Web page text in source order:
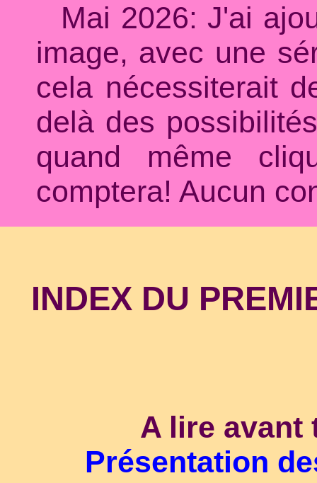
Mai 2026: J'ai
image, avec une
cela nécessiterait
delà des
quand même
comptera! Aucun
INDEX DU
A lire avant
Présentation